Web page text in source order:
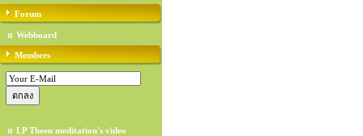
Forum
Webboard
Members
LP Theen meditation's video